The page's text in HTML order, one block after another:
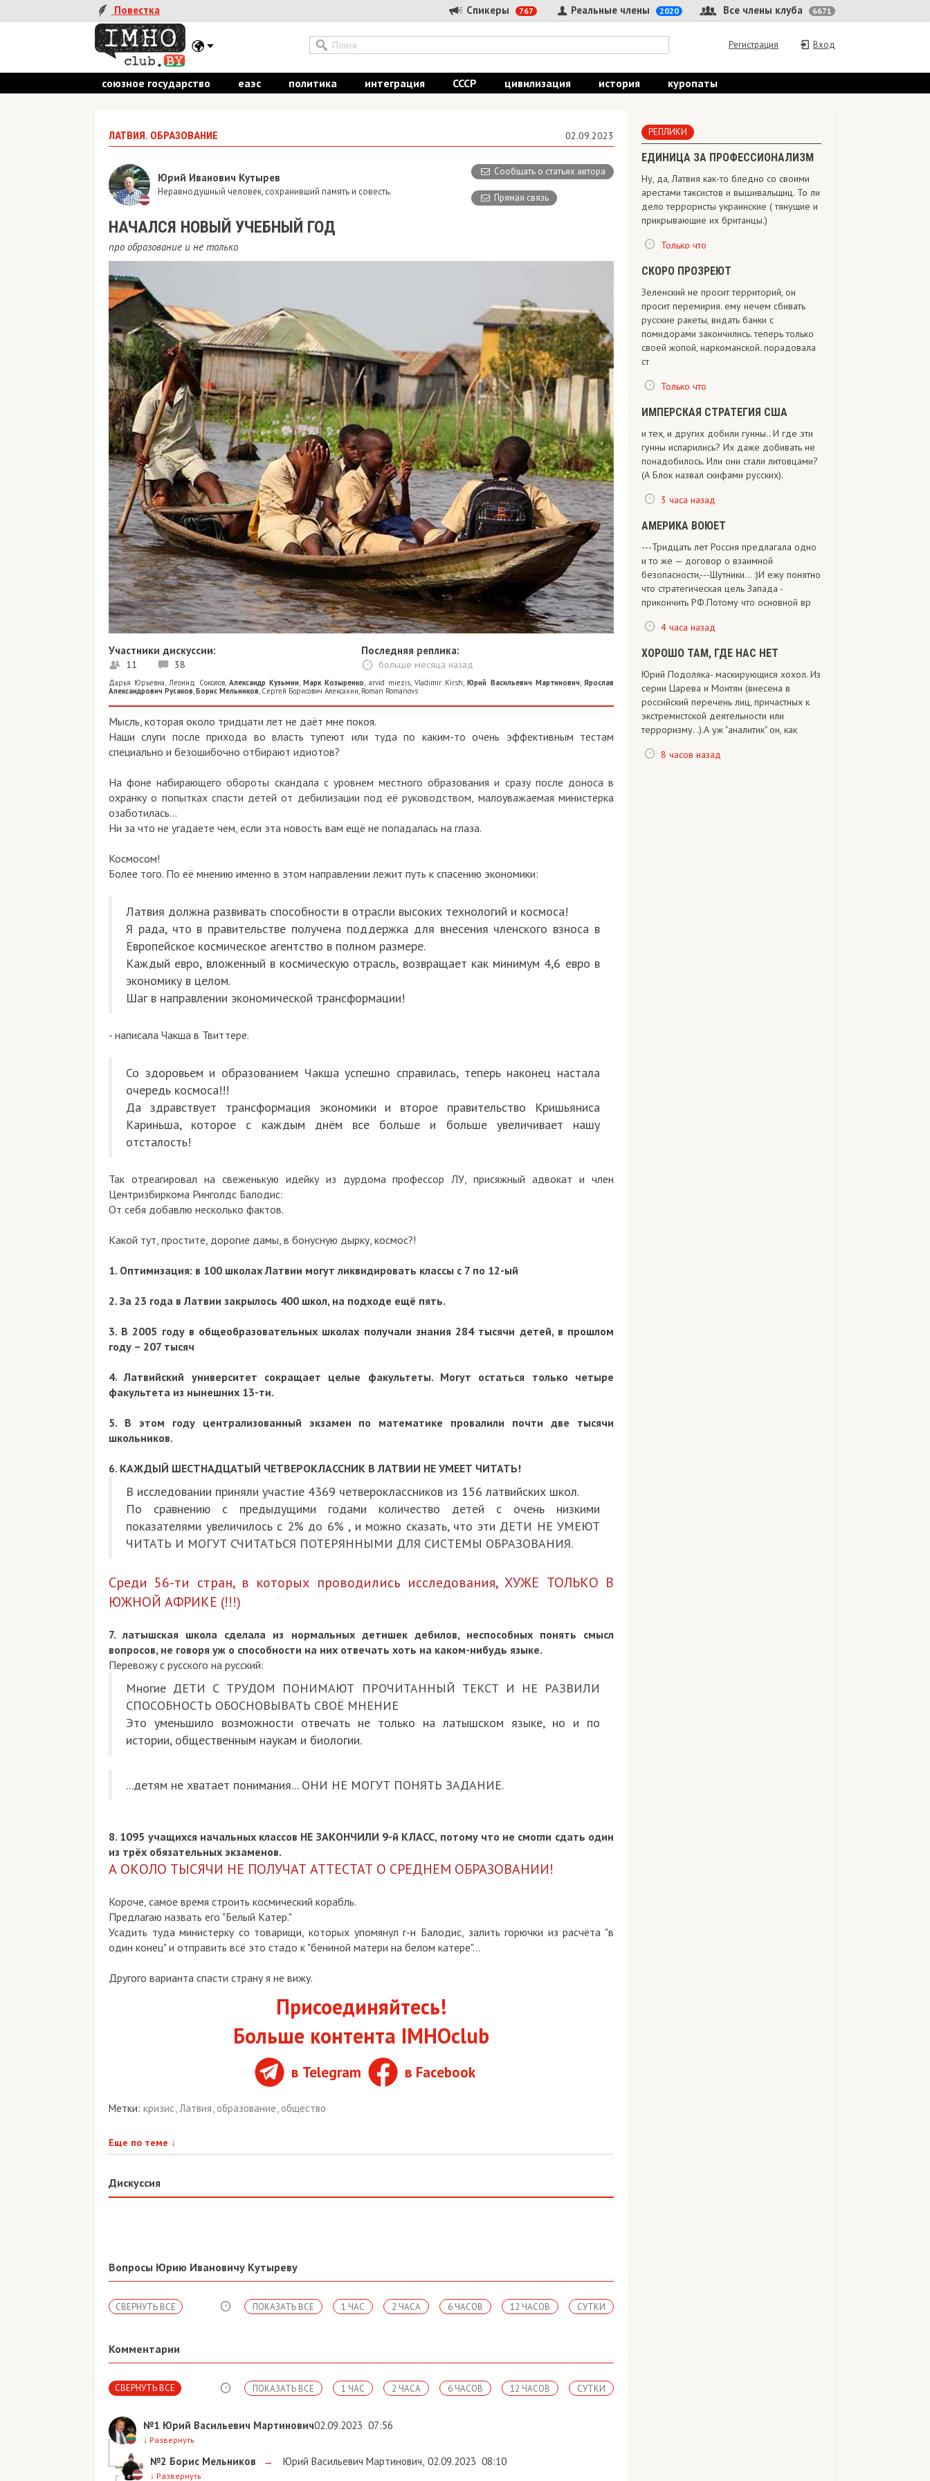
Повестка Спикеры 767 Все члены клуба 6671
Реальные члены 2020
Вход
Регистрация
союзное государство еаэс политика интеграция СССР цивилизация история куропаты
ЛАТВИЯ. ОБРАЗОВАНИЕ 02.09.2023
Сообщать о статьях автора
Прямая связь
Юрий Иванович Кутырев
Неравнодушный человек, сохранивший память и совесть.
НАЧАЛСЯ НОВЫЙ УЧЕБНЫЙ ГОД
про образование и не только
Участники дискуссии:
11 38
Последняя реплика:
больше месяца назад
Дарья Юрьевна,Леонид Соколов, Александр Кузьмин,Марк Козыренко, arvid miezis,Vladimir Kirsh,Юрий Васильевич Мартинович,Ярослав
Александрович Русаков,Борис Мельников, Сергей Борисович Алексахин, Roman Romanovs
Мысль, которая около тридцати лет не даёт мне покоя.
Наши слуги после прихода во власть тупеют или туда по каким-то очень эффективным тестам
специально и безошибочно отбирают идиотов?
На фоне набирающего обороты скандала с уровнем местного образования и сразу после доноса в
охранку о попытках спасти детей от дебилизации под её руководством, малоуважаемая министерка
озаботилась...
Ни за что не угадаете чем, если эта новость вам ещё не попадалась на глаза.
Космосом!
Более того. По её мнению именно в этом направлении лежит путь к спасению экономики:
Латвия должна развивать способности в отрасли высоких технологий и космоса!
Я рада, что в правительстве получена поддержка для внесения членского взноса в
Европейское космическое агентство в полном размере.
Каждый евро, вложенный в космическую отрасль, возвращает как минимум 4,6 евро в
экономику в целом.
Шаг в направлении экономической трансформации!
- написала Чакша в Твиттере.
Со здоровьем и образованием Чакша успешно справилась, теперь наконец настала
очередь космоса!!!
Да здравствует трансформация экономики и второе правительство Кришьяниса
Кариньша, которое с каждым днём все больше и больше увеличивает нашу
отсталость!
Так отреагировал на свеженькую идейку из дурдома профессор ЛУ, присяжный адвокат и член
Центризбиркома Ринголдс Балодис:
От себя добавлю несколько фактов.
Какой тут, простите, дорогие дамы, в бонусную дырку, космос?!
1. Оптимизация: в 100 школах Латвии могут ликвидировать классы с 7 по 12-ый
2. За 23 года в Латвии закрылось 400 школ, на подходе ещё пять.
3. В 2005 году в общеобразовательных школах получали знания 284 тысячи детей, в прошлом
году – 207 тысяч
4. Латвийский университет сокращает целые факультеты. Могут остаться только четыре
факультета из нынешних 13-ти.
5. В этом году централизованный экзамен по математике провалили почти две тысячи
школьников.
6. КАЖДЫЙ ШЕСТНАДЦАТЫЙ ЧЕТВЕРОКЛАССНИК В ЛАТВИИ НЕ УМЕЕТ ЧИТАТЬ!
В исследовании приняли участие 4369 четвероклассников из 156 латвийских школ.
По сравнению с предыдущими годами количество детей с очень низкими
показателями увеличилось с 2% до 6% , и можно сказать, что эти ДЕТИ НЕ УМЕЮТ
ЧИТАТЬ И МОГУТ СЧИТАТЬСЯ ПОТЕРЯННЫМИ ДЛЯ СИСТЕМЫ ОБРАЗОВАНИЯ.
Среди 56-ти стран, в которых проводились исследования, ХУЖЕ ТОЛЬКО В
ЮЖНОЙ АФРИКЕ (!!!)
7.латышская школа сделала из нормальных детишек дебилов, неспособных понять смысл
вопросов, не говоря уж о способности на них отвечать хоть на каком-нибудь языке.
Перевожу с русского на русский:
Многие ДЕТИ С ТРУДОМ ПОНИМАЮТ ПРОЧИТАННЫЙ ТЕКСТ И НЕ РАЗВИЛИ
СПОСОБНОСТЬ ОБОСНОВЫВАТЬ СВОЁ МНЕНИЕ
Это уменьшило возможности отвечать не только на латышском языке, но и по
истории, общественным наукам и биологии.
...детям не хватает понимания... ОНИ НЕ МОГУТ ПОНЯТЬ ЗАДАНИЕ.
8. 1095 учащихся начальных классов НЕ ЗАКОНЧИЛИ 9-й КЛАСС, потому что не смогли сдать один
из трёх обязательных экзаменов.
А ОКОЛО ТЫСЯЧИ НЕ ПОЛУЧАТ АТТЕСТАТ О СРЕДНЕМ ОБРАЗОВАНИИ!
Короче, самое время строить космический корабль.
Предлагаю назвать его "Белый Катер."
Усадить туда министерку со товарищи, которых упомянул г-н Балодис, залить горючки из расчёта "в
один конец" и отправить всё это стадо к "бениной матери на белом катере"...
Другого варианта спасти страну я не вижу.
Присоединяйтесь!
Больше контента IMHOclub
в Telegram в Facebook
Метки: кризис,Латвия, образование, общество
Еще по теме ↓
Дискуссия
Вопросы Юрию Ивановичу Кутыреву
СВЕРНУТЬ ВСЕ СУТКИ
12 ЧАСОВ
6 ЧАСОВ
2 ЧАСА
1 ЧАС
ПОКАЗАТЬ ВСЕ
Комментарии
СВЕРНУТЬ ВСЕ СУТКИ
12 ЧАСОВ
6 ЧАСОВ
2 ЧАСА
1 ЧАС
ПОКАЗАТЬ ВСЕ
№1 Юрий Васильевич Мартинович02.09.2023 07:56
↓ Развернуть
№2 Борис Мельников → Юрий Васильевич Мартинович, 02.09.2023 08:10
↓ Развернуть
РЕПЛИКИ
ЕДИНИЦА ЗА ПРОФЕССИОНАЛИЗМ
Ну, да, Латвия как-то бледно со своими
арестами таксистов и вышивальщиц. То ли
дело террористы украинские ( тянущие и
прикрывающие их британцы.)
Только что
СКОРО ПРОЗРЕЮТ
Зеленский не просит территорий, он
просит перемирия. ему нечем сбивать
русские ракеты, видать банки с
помидорами закончились. теперь только
своей жопой, наркоманской. порадовала
ст
Только что
ИМПЕРСКАЯ СТРАТЕГИЯ США
и тех, и других добили гунны.. И где эти
гунны испарились? Их даже добивать не
понадобилось. Или они стали литовцами?
(А Блок назвал скифами русских).
3 часа назад
АМЕРИКА ВОЮЕТ
---Тридцать лет Россия предлагала одно
и то же — договор о взаимной
безопасности,---Шутники... :)И ежу понятно
что стратегическая цель Запада -
прикончить РФ.Потому что основной вр
4 часа назад
ХОРОШО ТАМ, ГДЕ НАС НЕТ
Юрий Подоляка- маскирующися хохол. Из
серии Царева и Монтян (внесена в
российский перечень лиц, причастных к
экстремистской деятельности или
терроризму. .).А уж "аналитик" он, как
8 часов назад